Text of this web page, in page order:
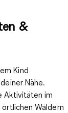
&
Kind
Nähe.
Aktivitäten im
Wäldern